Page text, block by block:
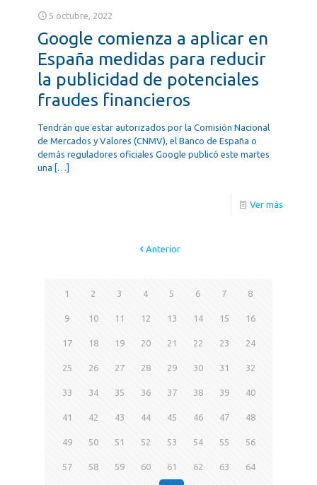
5 octubre, 2022
Google comienza a aplicar en
España medidas para reducir
la publicidad de potenciales
fraudes financieros
Tendrán que estar autorizados por la Comisión Nacional
de Mercados y Valores (CNMV), el Banco de España o
demás reguladores oficiales Google publicó este martes
una […]
Ver más
Anterior
1 2 3 4 5 6 7 8
9 10 11 12 13 14 15 16
17 18 19 20 21 22 23 24
25 26 27 28 29 30 31 32
33 34 35 36 37 38 39 40
41 42 43 44 45 46 47 48
49 50 51 52 53 54 55 56
57 58 59 60 61 62 63 64